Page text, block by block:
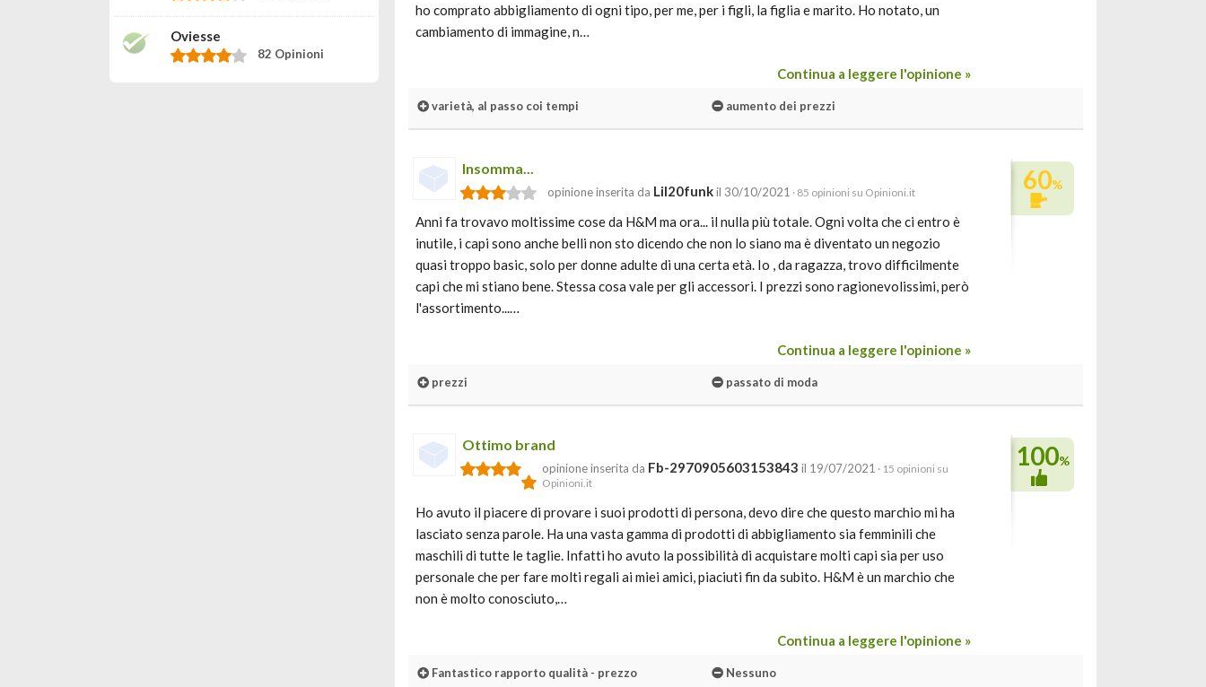
ho comprato abbigliamento di ogni tipo, per me, per i figli, la figlia e marito. Ho notato, un
cambiamento di immagine, n…
Continua a leggere l'opinione »
varietà, al passo coi tempi aumento dei prezzi
Insomma...
opinione inserita da Lil20funkil 30/10/2021 · 85 opinioni su Opinioni.it
Anni fa trovavo moltissime cose da H&M ma ora... il nulla più totale. Ogni volta che ci entro è
inutile, i capi sono anche belli non sto dicendo che non lo siano ma è diventato un negozio
quasi troppo basic, solo per donne adulte di una certa età. Io , da ragazza, trovo difficilmente
capi che mi stiano bene. Stessa cosa vale per gli accessori. I prezzi sono ragionevolissimi, però
l'assortimento...…
Continua a leggere l'opinione »
60%
prezzi passato di moda
Ottimo brand
opinione inserita da Fb-2970905603153843 il 19/07/2021 · 15 opinioni su
Opinioni.it
Ho avuto il piacere di provare i suoi prodotti di persona, devo dire che questo marchio mi ha
lasciato senza parole. Ha una vasta gamma di prodotti di abbigliamento sia femminili che
maschili di tutte le taglie. Infatti ho avuto la possibilità di acquistare molti capi sia per uso
personale che per fare molti regali ai miei amici, piaciuti fin da subito. H&M è un marchio che
non è molto conosciuto,…
Continua a leggere l'opinione »
100%
Fantastico rapporto qualità - prezzo Nessuno
Oviesse
82 Opinioni